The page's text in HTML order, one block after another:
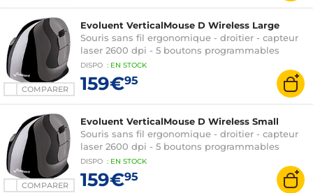
COMPARER
Evoluent VerticalMouse D Wireless Large
Souris sans fil ergonomique - droitier - capteur
laser 2600 dpi - 5 boutons programmables
DISPO : EN STOCK
159€95
COMPARER
Evoluent VerticalMouse D Wireless Small
Souris sans fil ergonomique - droitier - capteur
laser 2600 dpi - 5 boutons programmables
DISPO : EN STOCK
159€95